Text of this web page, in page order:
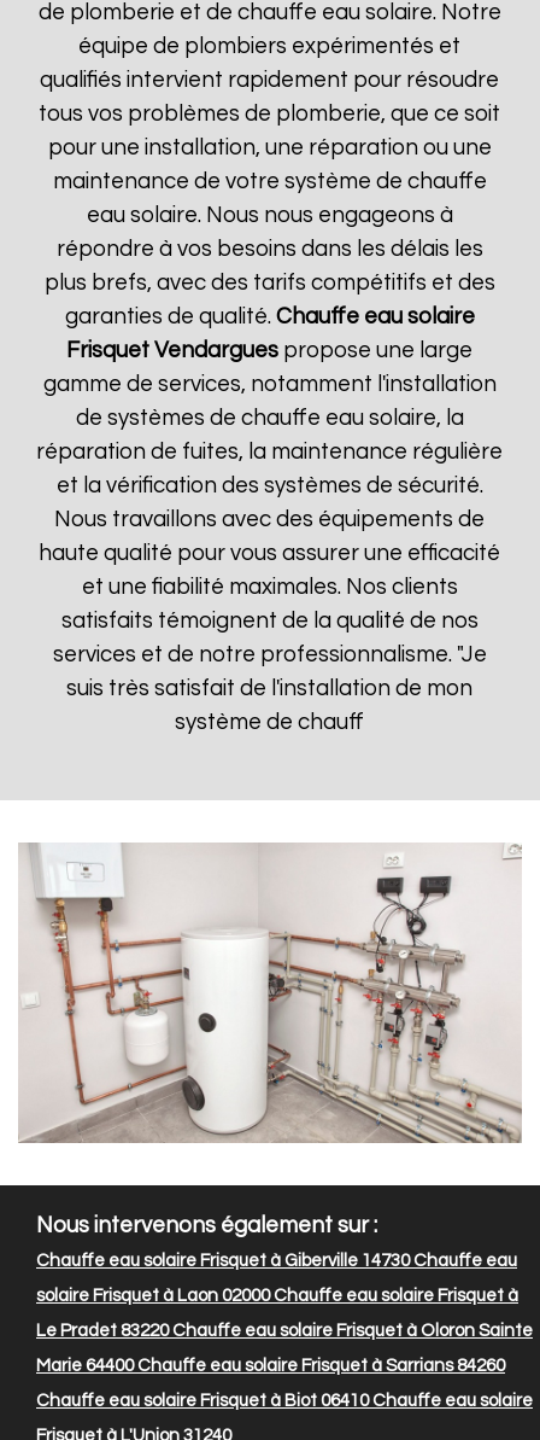
de plomberie et de chauffe eau solaire. Notre
équipe de plombiers expérimentés et
qualifiés intervient rapidement pour résoudre
tous vos problèmes de plomberie, que ce soit
pour une installation, une réparation ou une
maintenance de votre système de chauffe
eau solaire. Nous nous engageons à
répondre à vos besoins dans les délais les
plus brefs, avec des tarifs compétitifs et des
garanties de qualité. Chauffe eau solaire
Frisquet Vendargues propose une large
gamme de services, notamment l'installation
de systèmes de chauffe eau solaire, la
réparation de fuites, la maintenance régulière
et la vérification des systèmes de sécurité.
Nous travaillons avec des équipements de
haute qualité pour vous assurer une efficacité
et une fiabilité maximales. Nos clients
satisfaits témoignent de la qualité de nos
services et de notre professionnalisme. "Je
suis très satisfait de l'installation de mon
système de chauff
Nous intervenons également sur :
Chauffe eau solaire Frisquet à Giberville 14730Chauffe eau
solaire Frisquet à Laon 02000Chauffe eau solaire Frisquet à
Le Pradet 83220Chauffe eau solaire Frisquet à Oloron Sainte
Marie 64400Chauffe eau solaire Frisquet à Sarrians 84260
Chauffe eau solaire Frisquet à Biot 06410Chauffe eau solaire
Frisquet à L'Union 31240